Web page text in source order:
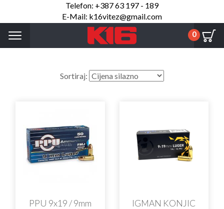
Telefon: +387 63 197 - 189
E-Mail: k16vitez@gmail.com
0
Sortiraj:
PPU 9x19 / 9mm
IGMAN KONJIC